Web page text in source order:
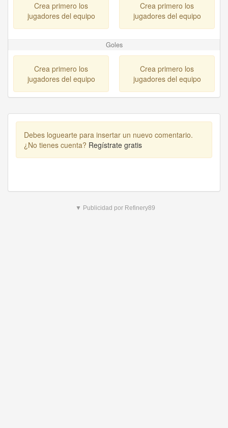
Crea primero los
jugadores del equipo
Crea primero los
jugadores del equipo
Goles
Crea primero los
jugadores del equipo
Crea primero los
jugadores del equipo
Debes loguearte para insertar un nuevo comentario.
¿No tienes cuenta? Regístrate gratis
▼ Publicidad por Refinery89